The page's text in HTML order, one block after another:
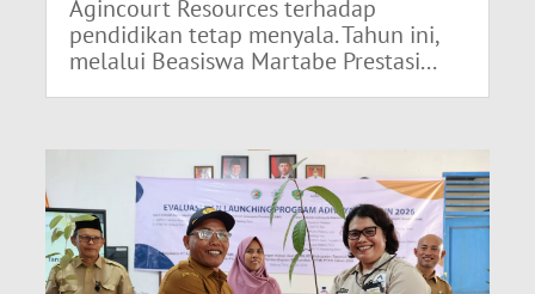
Agincourt Resources terhadap
pendidikan tetap menyala. Tahun ini,
melalui Beasiswa Martabe Prestasi...